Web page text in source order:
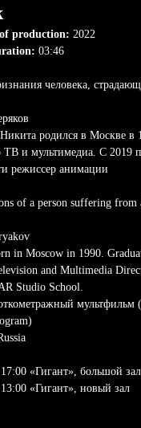
production: 2022
03:46
человека,
Никита родился в Москве в
ТВ и мультимедиа. С 2019
режиссер анимации
of a person suffering
in Moscow in 1990.
and Multimedia
Studio School.
«Гигант», большой зал
«Гигант», новый зал